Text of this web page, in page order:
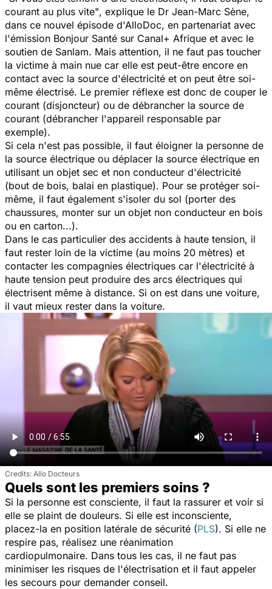
courant au plus vite", explique le Dr Jean-Marc Sène,
dans ce nouvel épisode d'AlloDoc, en partenariat avec
l'émission Bonjour Santé sur Canal+ Afrique et avec le
soutien de Sanlam. Mais attention, il ne faut pas toucher
la victime à main nue car elle est peut-être encore en
contact avec la source d'électricité et on peut être soi-
même électrisé. Le premier réflexe est donc de couper le
courant (disjoncteur) ou de débrancher la source de
courant (débrancher l'appareil responsable par
exemple).
Si cela n'est pas possible, il faut éloigner la personne de
la source électrique ou déplacer la source électrique en
utilisant un objet sec et non conducteur d'électricité
(bout de bois, balai en plastique). Pour se protéger soi-
même, il faut également s'isoler du sol (porter des
chaussures, monter sur un objet non conducteur en bois
ou en carton...).
Dans le cas particulier des accidents à haute tension, il
faut rester loin de la victime (au moins 20 mètres) et
contacter les compagnies électriques car l'électricité à
haute tension peut produire des arcs électriques qui
électrisent même à distance. Si on est dans une voiture,
il vaut mieux rester dans la voiture.
Allo Docteurs
Quels sont les premiers soins ?
Si la personne est consciente, il faut la rassurer et voir si
elle se plaint de douleurs. Si elle est inconsciente,
placez-la en position latérale de sécurité (PLS). Si elle ne
respire pas, réalisez une réanimation
cardiopulmonaire. Dans tous les cas, il ne faut pas
minimiser les risques de l'électrisation et il faut appeler
les secours pour demander conseil.